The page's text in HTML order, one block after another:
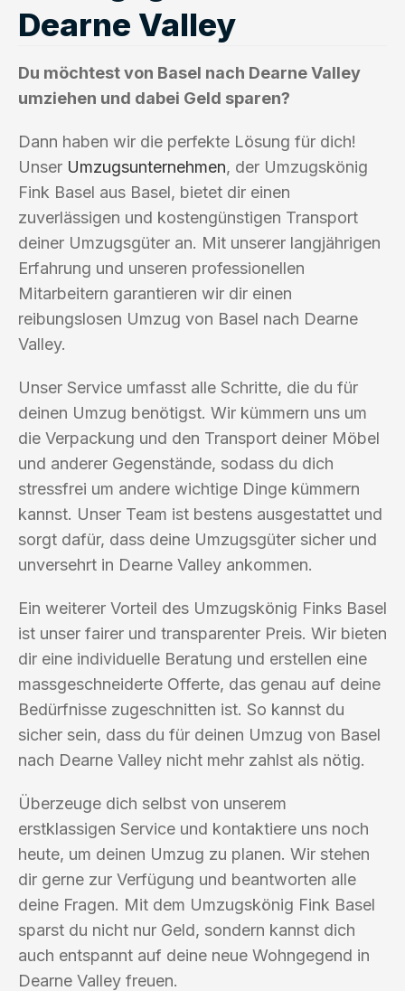
Dearne Valley
Du möchtest von Basel nach Dearne Valley
umziehen und dabei Geld sparen?
Dann haben wir die perfekte Lösung für dich!
Unser Umzugsunternehmen, der Umzugskönig
Fink Basel aus Basel, bietet dir einen
zuverlässigen und kostengünstigen Transport
deiner Umzugsgüter an. Mit unserer langjährigen
Erfahrung und unseren professionellen
Mitarbeitern garantieren wir dir einen
reibungslosen Umzug von Basel nach Dearne
Valley.
Unser Service umfasst alle Schritte, die du für
deinen Umzug benötigst. Wir kümmern uns um
die Verpackung und den Transport deiner Möbel
und anderer Gegenstände, sodass du dich
stressfrei um andere wichtige Dinge kümmern
kannst. Unser Team ist bestens ausgestattet und
sorgt dafür, dass deine Umzugsgüter sicher und
unversehrt in Dearne Valley ankommen.
Ein weiterer Vorteil des Umzugskönig Finks Basel
ist unser fairer und transparenter Preis. Wir bieten
dir eine individuelle Beratung und erstellen eine
massgeschneiderte Offerte, das genau auf deine
Bedürfnisse zugeschnitten ist. So kannst du
sicher sein, dass du für deinen Umzug von Basel
nach Dearne Valley nicht mehr zahlst als nötig.
Überzeuge dich selbst von unserem
erstklassigen Service und kontaktiere uns noch
heute, um deinen Umzug zu planen. Wir stehen
dir gerne zur Verfügung und beantworten alle
deine Fragen. Mit dem Umzugskönig Fink Basel
sparst du nicht nur Geld, sondern kannst dich
auch entspannt auf deine neue Wohngegend in
Dearne Valley freuen.